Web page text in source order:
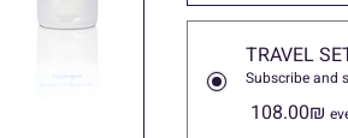
TRAVEL
Subscribe and
‏108.00 ‏₪